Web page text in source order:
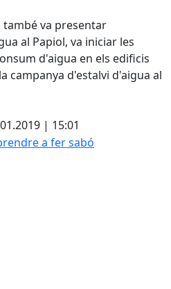
també va presentar
al Papiol, va iniciar les
d'aigua en els edificis
campanya d'estalvi d'aigua al
| 15:01
a fer sabó